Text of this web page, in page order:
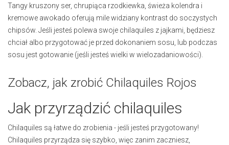
Tangy kruszony ser, chrupiąca rzodkiewka, świeża kolendra i
kremowe awokado oferują mile widziany kontrast do soczystych
chipsów. Jeśli jesteś polewa swoje chilaquiles z jajkami, będziesz
chciał albo przygotować je przed dokonaniem sosu, lub podczas
sosu jest gotowanie (jeśli jesteś wielki w wielozadaniowości).
Zobacz, jak zrobić Chilaquiles Rojos
Jak przyrządzić chilaquiles
Chilaquiles są łatwe do zrobienia - jeśli jesteś przygotowany!
Chilaquiles przyrządza się szybko, więc zanim zaczniesz,